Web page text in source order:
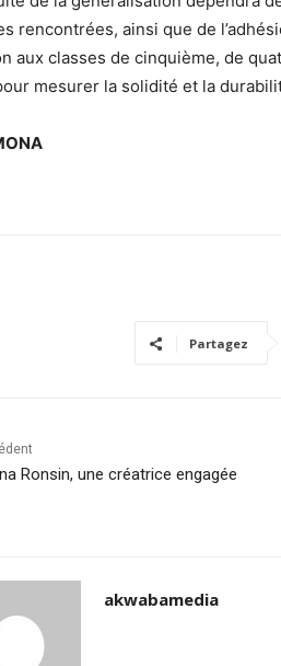
rencontrées, ainsi que de
aux classes de cinquième, de
mesurer la solidité et la
Partagez
Ronsin, une créatrice engagée
akwabamedia